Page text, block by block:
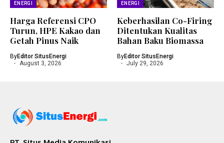
ENERGI
Harga Referensi CPO
Turun, HPE Kakao dan
Getah Pinus Naik
ByEditor SitusEnergi
August 3, 2026
ENERGI
Keberhasilan Co-Firing
Ditentukan Kualitas
Bahan Baku Biomassa
ByEditor SitusEnergi
July 29, 2026